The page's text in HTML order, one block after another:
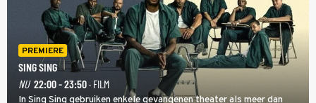
PREMIERE
SING SING
NU 22:00 - 23:50· FILM
In Sing Sing gebruiken enkele gevangenen theater als meer dan